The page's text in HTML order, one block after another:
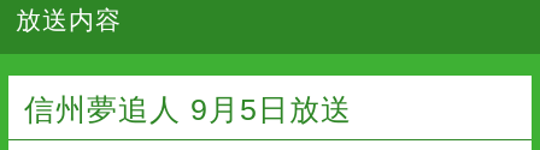
放送内容
信州夢追人 9月5日放送